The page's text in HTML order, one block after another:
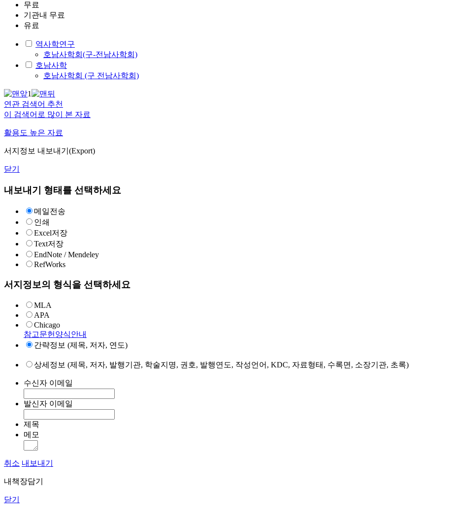
무료
기관내 무료
유료
역사학연구
호남사학회(구-전남사학회)
호남사학
호남사학회 (구 전남사학회)
1
연관 검색어 추천
이 검색어로 많이 본 자료
활용도 높은 자료
서지정보 내보내기(Export)
닫기
내보내기 형태를 선택하세요
메일전송
인쇄
Excel저장
Text저장
EndNote / Mendeley
RefWorks
서지정보의 형식을 선택하세요
MLA
APA
Chicago
참고문헌양식안내
간략정보 (제목, 저자, 연도)
상세정보 (제목, 저자, 발행기관, 학술지명, 권호, 발행연도, 작성언어, KDC, 자료형태, 수록면, 소장기관, 초록)
수신자 이메일
발신자 이메일
제목
메모
취소 내보내기
내책장담기
닫기